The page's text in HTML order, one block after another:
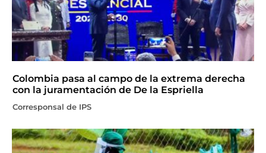
Colombia pasa al campo de la extrema derecha
con la juramentación de De la Espriella
Corresponsal de IPS